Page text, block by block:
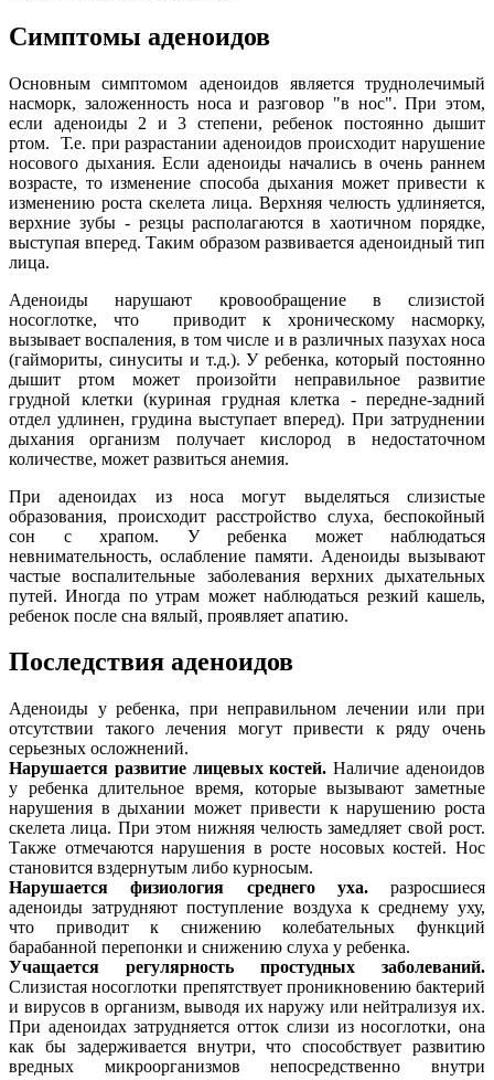
Симптомы аденоидов
Основным симптомом аденоидов является труднолечимый
насморк, заложенность носа и разговор "в нос". При этом,
если аденоиды 2 и 3 степени, ребенок постоянно дышит
ртом. Т.е. при разрастании аденоидов происходит нарушение
носового дыхания. Если аденоиды начались в очень раннем
возрасте, то изменение способа дыхания может привести к
изменению роста скелета лица. Верхняя челюсть удлиняется,
верхние зубы - резцы располагаются в хаотичном порядке,
выступая вперед. Таким образом развивается аденоидный тип
лица.
Аденоиды нарушают кровообращение в слизистой
носоглотке, что приводит к хроническому насморку,
вызывает воспаления, в том числе и в различных пазухах носа
(гаймориты, синуситы и т.д.). У ребенка, который постоянно
дышит ртом может произойти неправильное развитие
грудной клетки (куриная грудная клетка - передне-задний
отдел удлинен, грудина выступает вперед). При затруднении
дыхания организм получает кислород в недостаточном
количестве, может развиться анемия.
При аденоидах из носа могут выделяться слизистые
образования, происходит расстройство слуха, беспокойный
сон с храпом. У ребенка может наблюдаться
невнимательность, ослабление памяти. Аденоиды вызывают
частые воспалительные заболевания верхних дыхательных
путей. Иногда по утрам может наблюдаться резкий кашель,
ребенок после сна вялый, проявляет апатию.
Последствия аденоидов
Аденоиды у ребенка, при неправильном лечении или при
отсутствии такого лечения могут привести к ряду очень
серьезных осложнений.
Нарушается развитие лицевых костей. Наличие аденоидов
у ребенка длительное время, которые вызывают заметные
нарушения в дыхании может привести к нарушению роста
скелета лица. При этом нижняя челюсть замедляет свой рост.
Также отмечаются нарушения в росте носовых костей. Нос
становится вздернутым либо курносым.
Нарушается физиология среднего уха.разросшиеся
аденоиды затрудняют поступление воздуха к среднему уху,
что приводит к снижению колебательных функций
барабанной перепонки и снижению слуха у ребенка.
Учащается регулярность простудных заболеваний.
Слизистая носоглотки препятствует проникновению бактерий
и вирусов в организм, выводя их наружу или нейтрализуя их.
При аденоидах затрудняется отток слизи из носоглотки, она
как бы задерживается внутри, что способствует развитию
вредных микроорганизмов непосредственно внутри